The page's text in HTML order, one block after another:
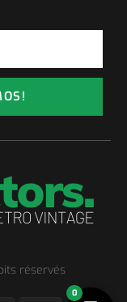
réservés
0